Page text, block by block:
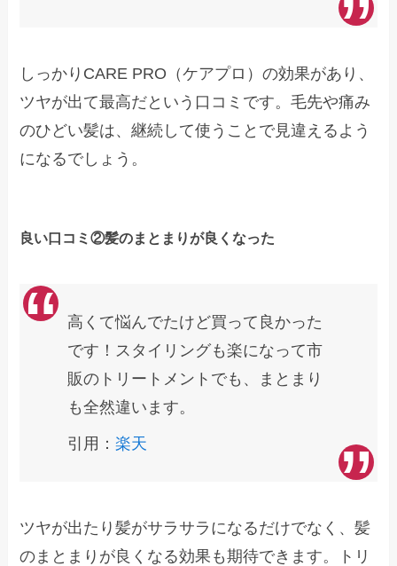
しっかりCARE PRO（ケアプロ）の効果があり、
ツヤが出て最高だという口コミです。毛先や痛み
のひどい髪は、継続して使うことで見違えるよう
になるでしょう。
良い口コミ②髪のまとまりが良くなった
高くて悩んでたけど買って良かった
です！スタイリングも楽になって市
販のトリートメントでも、まとまり
も全然違います。
引用：楽天
ツヤが出たり髪がサラサラになるだけでなく、髪
のまとまりが良くなる効果も期待できます。トリ